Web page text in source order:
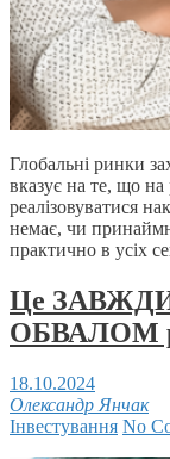
Глобальні ринки
вказує на те, що
реалізовуватися
немає, чи
практично в усіх
Це ЗАВЖДИ
ОБВАЛОМ
18.10.2024
Олександр Янчак
Інвестування No